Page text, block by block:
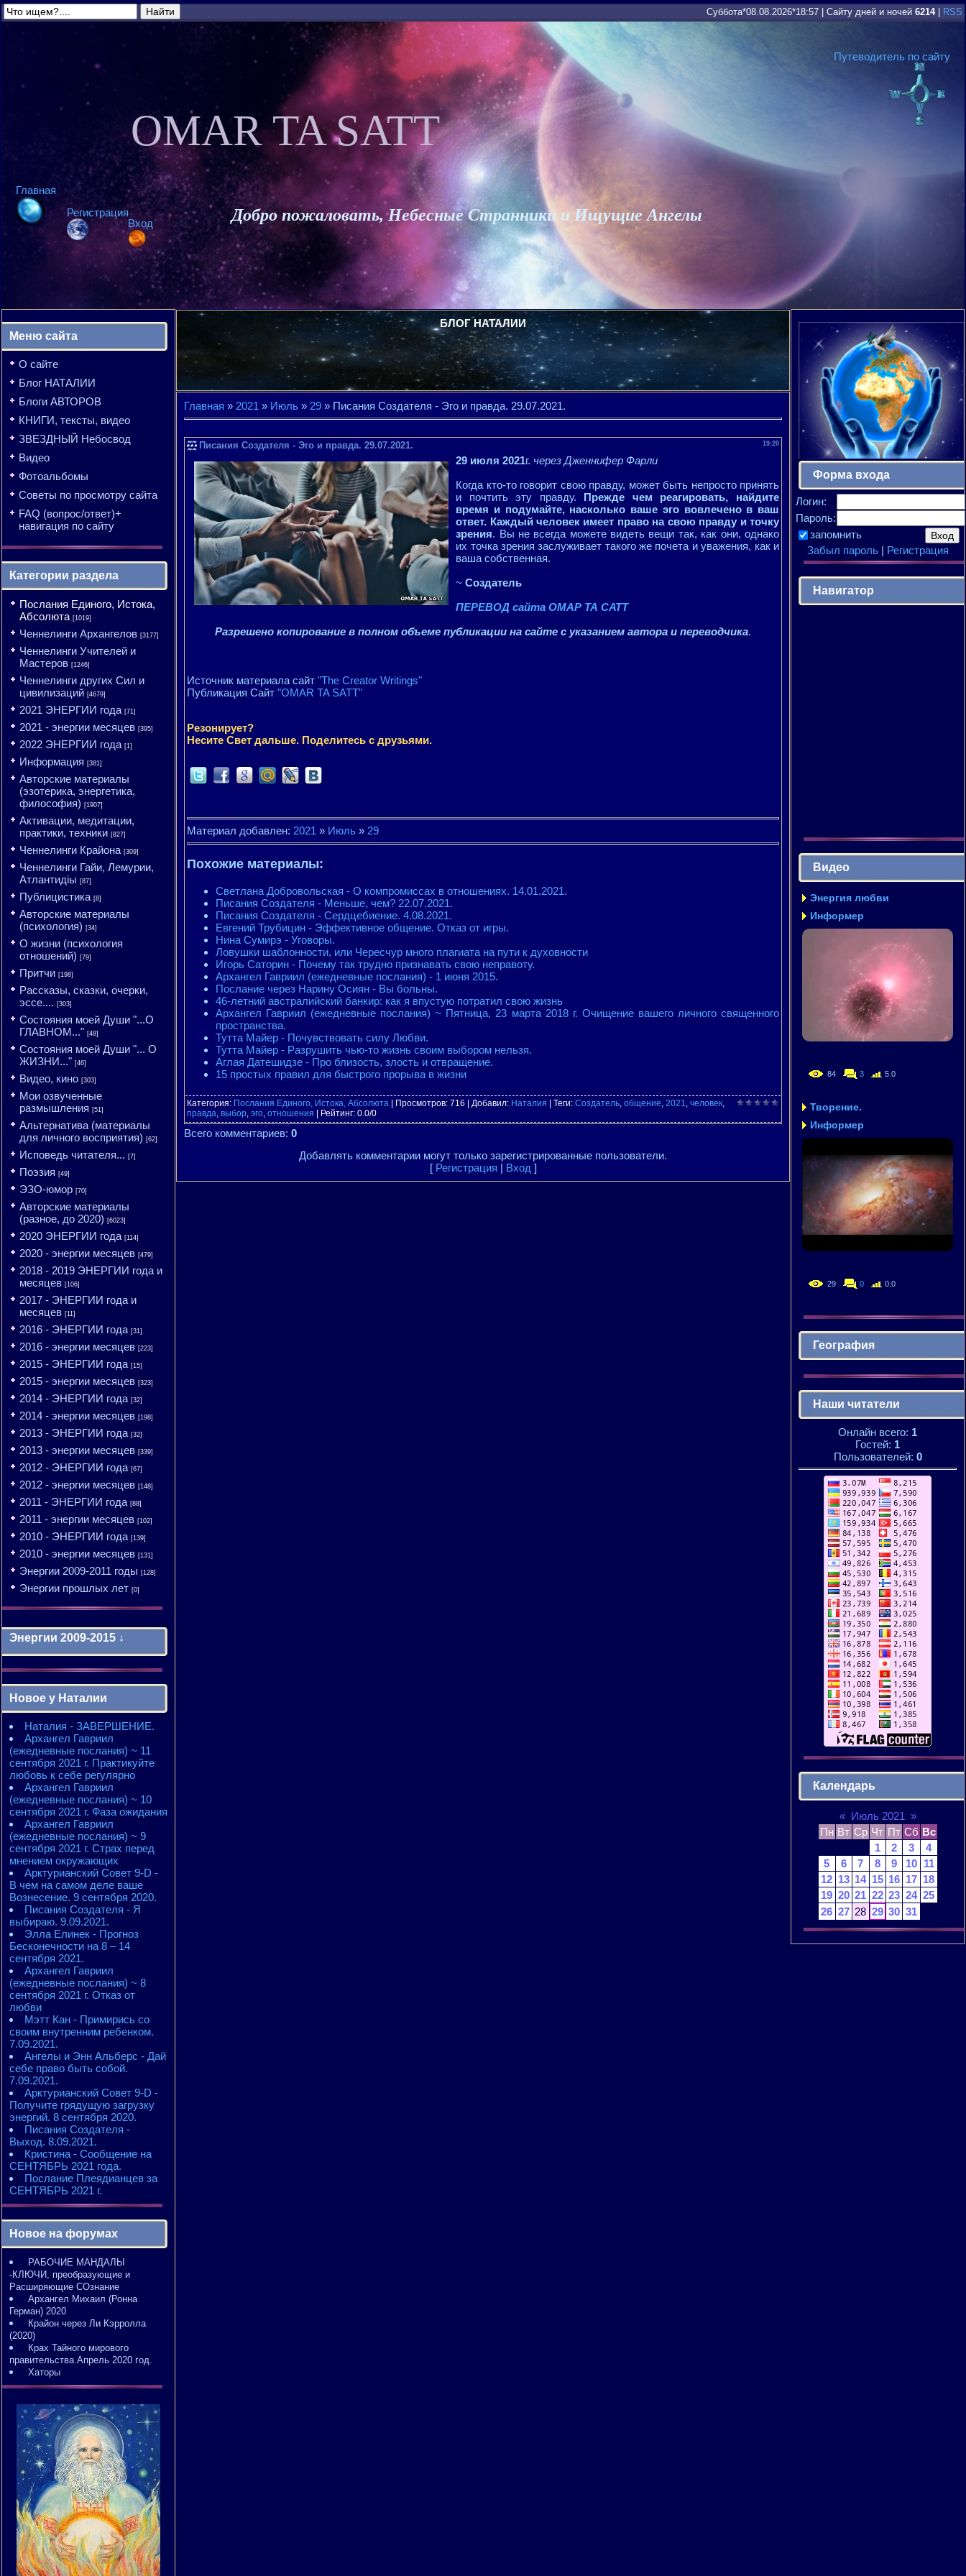
Суббота*08.08.2026*18:57 Сайту дней и ночей 6214| RSS
Путеводитель по сайту
Главная
Регистрация
Вход
OMAR TA SATT
Добро пожаловать, Небесные Странники и Ищущие Ангелы
Меню сайта
О сайте
Блог НАТАЛИИ
Блоги АВТОРОВ
КНИГИ, тексты, видео
ЗВЕЗДНЫЙ Небосвод
Видео
Фотоальбомы
Советы по просмотру сайта
FAQ (вопрос/ответ)+
навигация по сайту
Категории раздела
Послания Единого, Истока,
Абсолюта [1019]
Ченнелинги Архангелов [3177]
Ченнелинги Учителей и
Мастеров [1246]
Ченнелинги других Сил и
цивилизаций [4679]
2021 ЭНЕРГИИ года [71]
2021 - энергии месяцев [395]
2022 ЭНЕРГИИ года [1]
Информация [381]
Авторские материалы
(эзотерика, энергетика,
философия) [1907]
Активации, медитации,
практики, техники [827]
Ченнелинги Крайона [309]
Ченнелинги Гайи, Лемурии,
Атлантидіы [87]
Публицистика [8]
Авторские материалы
(психология) [34]
О жизни (психология
отношений) [79]
Притчи [198]
Рассказы, сказки, очерки,
эссе.... [303]
Состояния моей Души "...О
ГЛАВНОМ..." [48]
Состояния моей Души "... О
ЖИЗНИ..." [46]
Видео, кино [303]
Мои озвученные
размышления [51]
Альтернатива (материалы
для личного восприятия) [62]
Исповедь читателя... [7]
Поэзия [49]
ЭЗО-юмор [70]
Авторские материалы
(разное, до 2020) [6023]
2020 ЭНЕРГИИ года [114]
2020 - энергии месяцев [479]
2018 - 2019 ЭНЕРГИИ года и
месяцев [106]
2017 - ЭНЕРГИИ года и
месяцев [11]
2016 - ЭНЕРГИИ года [31]
2016 - энергии месяцев [223]
2015 - ЭНЕРГИИ года [15]
2015 - энергии месяцев [323]
2014 - ЭНЕРГИИ года [32]
2014 - энергии месяцев [198]
2013 - ЭНЕРГИИ года [32]
2013 - энергии месяцев [339]
2012 - ЭНЕРГИИ года [67]
2012 - энергии месяцев [148]
2011 - ЭНЕРГИИ года [88]
2011 - энергии месяцев [102]
2010 - ЭНЕРГИИ года [139]
2010 - энергии месяцев [131]
Энергии 2009-2011 годы [128]
Энергии прошлых лет [0]
Энергии 2009-2015 ↓
2010 - энергии месяцев
2010 - ЭНЕРГИИ года
2011 - энергии месяцев
2011 - ЭНЕРГИИ года
2012 - энергии месяцев
2012 - ЭНЕРГИИ года
2013 - энергии месяцев
2013 - ЭНЕРГИИ года
2014 - энергии месяцев
2014 - ЭНЕРГИИ года
2015 - энергии месяцев
2015 - ЭНЕРГИИ года
Новое у Наталии
Наталия - ЗАВЕРШЕНИЕ.
Архангел Гавриил
(ежедневные послания) ~ 11
сентября 2021 г. Практикуйте
любовь к себе регулярно
Архангел Гавриил
(ежедневные послания) ~ 10
сентября 2021 г. Фаза ожидания
Архангел Гавриил
(ежедневные послания) ~ 9
сентября 2021 г. Страх перед
мнением окружающих
Арктурианский Совет 9-D -
В чем на самом деле ваше
Вознесение. 9 сентября 2020.
Писания Создателя - Я
выбираю. 9.09.2021.
Элла Елинек - Прогноз
Бесконечности на 8 – 14
сентября 2021.
Архангел Гавриил
(ежедневные послания) ~ 8
сентября 2021 г. Отказ от
любви
Мэтт Кан - Примирись со
своим внутренним ребенком.
7.09.2021.
Ангелы и Энн Альберс - Дай
себе право быть собой.
7.09.2021.
Арктурианский Совет 9-D -
Получите грядущую загрузку
энергий. 8 сентября 2020.
Писания Создателя -
Выход. 8.09.2021.
Кристина - Сообщение на
СЕНТЯБРЬ 2021 года.
Послание Плеядианцев за
СЕНТЯБРЬ 2021 г.
Новое на форумах
РАБОЧИЕ МАНДАЛЫ
-КЛЮЧИ, преобразующие и
Расширяющие СОзнание
Архангел Михаил (Ронна
Герман) 2020
Крайон через Ли Кэрролла
(2020)
Крах Тайного мирового
правительства.Апрель 2020 год.
Хаторы
БЛОГ НАТАЛИИ
Главная » 2021 » Июль » 29 » Писания Создателя - Эго и правда. 29.07.2021.
19:20
Писания Создателя - Эго и правда. 29.07.2021.
29 июля 2021г. через Дженнифер Фарли
Когда кто-то говорит свою правду, может быть непросто принять
и почтить эту правду. Прежде чем реагировать, найдите
время и подумайте, насколько ваше эго вовлечено в ваш
ответ. Каждый человек имеет право на свою правду и точку
зрения. Вы не всегда можете видеть вещи так, как они, однако
их точка зрения заслуживает такого же почета и уважения, как и
ваша собственная.
~Создатель
ПЕРЕВОД сайта ОМАР ТА САТТ
Разрешено копирование в полном объеме публикации на сайте с указанием автора и переводчика.
Источник материала сайт "The Creator Writings"
Публикация Сайт "OMAR TA SATT"
Резонирует?
Несите Свет дальше. Поделитесь с друзьями.
Материал добавлен: 2021 » Июль » 29
Похожие материалы:
Светлана Добровольская - О компромиссах в отношениях. 14.01.2021.
Писания Создателя - Меньше, чем? 22.07.2021.
Писания Создателя - Сердцебиение. 4.08.2021.
Евгений Трубицин - Эффективное общение. Отказ от игры.
Нина Сумирэ - Уговоры.
Ловушки шаблонности, или Чересчур много плагиата на пути к духовности
Игорь Саторин - Почему так трудно признавать свою неправоту.
Архангел Гавриил (ежедневные послания) - 1 июня 2015.
Послание через Нарину Осиян - Вы больны.
46-летний австралийский банкир: как я впустую потратил свою жизнь
Архангел Гавриил (ежедневные послания) ~ Пятница, 23 марта 2018 г. Очищение вашего личного священного
пространства.
Тутта Майер - Почувствовать силу Любви.
Тутта Майер - Разрушить чью-то жизнь своим выбором нельзя.
Аглая Датешидзе - Про близость, злость и отвращение.
15 простых правил для быстрого прорыва в жизни
Категория: Послания Единого, Истока, Абсолюта Просмотров: 716 | Добавил: Наталия Теги: Создатель, общение, 2021, человек,
правда, выбор, эго, отношения Рейтинг: 0.0/0
Всего комментариев: 0
Добавлять комментарии могут только зарегистрированные пользователи.
[ Регистрация | Вход ]
Форма входа
Логин:
Пароль:
запомнить
Забыл пароль| Регистрация
Навигатор
Видео
Энергия любви
Информер
84 3 5.0
Творение.
Информер
29 0 0.0
География
Наши читатели
Онлайн всего: 1
Гостей: 1
Пользователей: 0
Календарь
« Июль 2021 »
Пн Вт Ср Чт Пт Сб Вс
1
2 3
4
5
6 7 8 9 10
11
12 13 14 15 16 17 18
19 20 21 22 23 24 25
26 27 28 29 30 31